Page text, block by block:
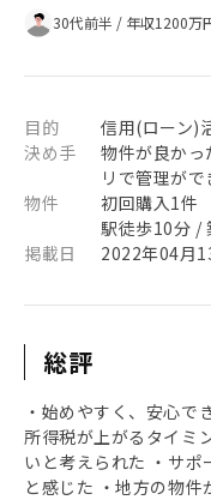
30代前半 / 年収1200万
目的
信用(ローン)
決め手
物件が良か
リで管理がで
物件
初回購入1件
駅徒歩10分 /
掲載日
2022年04月
総評
・始めやすく、安心で
所得税が上がるタイミ
いと考えられた ・サポ
と感じた ・地方の物